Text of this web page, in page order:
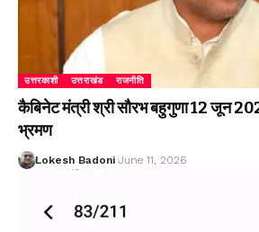
उत्तरकाशी उत्तराखंड राजनीति
कैबिनेट मंत्री श्री सौरभ बहुगुणा 12 जून
भ्रमण
Lokesh Badoni June 11, 2026